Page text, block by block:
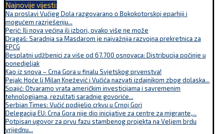
Najnovije vijesti:
Na proslavi Vučjeg Dola razgovarano o Bokokotorskoj eparhiji i
mogućem razrješenju...
Perić: Ili nova većina ili izbori, ovako više ne može
Dragaš: Saradnja sa Masdarom je najvažnija razvojna prekretnica za
EPCG
Besplatni udžbenici za više od 67.700 osnovaca: Distribucija počinje u
ponedjeljak
Kao iz snova – Crna Gora u finalu Svjetskog prvenstva!
Pejak: Hoće li Milan Knežević i Vučića nazvati izdajnikom zbog dolaska...
Spajić: Otvaramo vrata američkim investicijama i savremenim
tehnologijama, rezultati saradnje govoriće...
Serbian Times: Vučić podijelio crkvu u Crnoj Gori
Delegacija EU: Crna Gora nije dio inicijative za centre za migrante,...
Potpisan ugovor za prvu fazu stambenog projekta na Veljem brdu
vrijednu...